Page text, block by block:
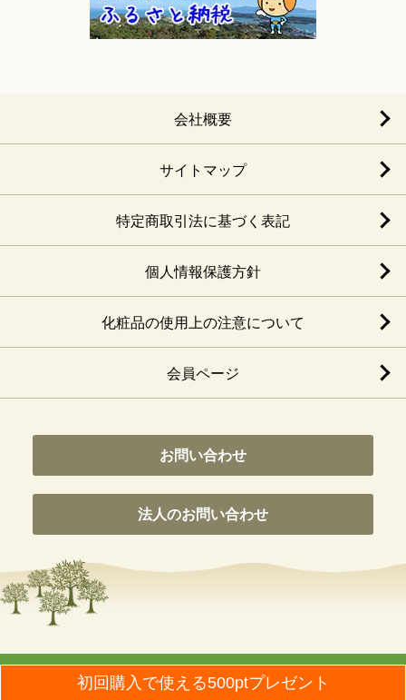
初回購入で使える500ptプレゼント
会社概要
サイトマップ
特定商取引法に基づく表記
個人情報保護方針
化粧品の使用上の注意について
会員ページ
お問い合わせ
法人のお問い合わせ
© Nippon Olive Co., Ltd. All Rights Reseaved.